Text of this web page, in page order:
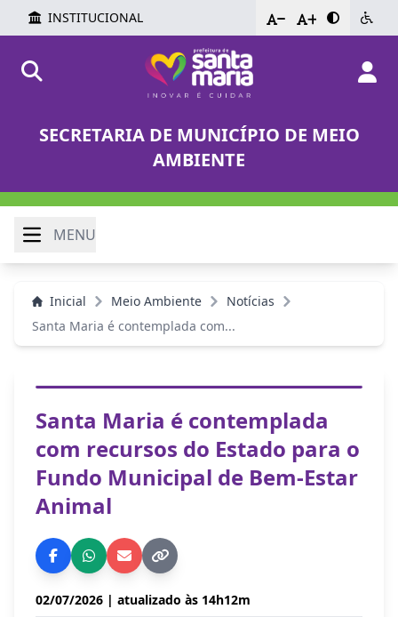
INSTITUCIONAL - +
SECRETARIA DE MUNICÍPIO DE MEIO
AMBIENTE
MENU
Inicial Meio Ambiente
Notícias
Santa Maria é contemplada com...
Santa Maria é contemplada
com recursos do Estado para o
Fundo Municipal de Bem-Estar
Animal
02/07/2026 | atualizado às 14h12m